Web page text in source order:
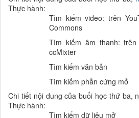
Thực hành:
Tìm kiếm video: trên
Commons
Tìm kiếm âm thanh: trên
ccMixter
Tìm kiếm văn bản
Tìm kiếm phần cứng mở
Chi tiết nội dung của buổi học thứ ba,
Thực hành:
Tìm kiếm dữ liệu mở